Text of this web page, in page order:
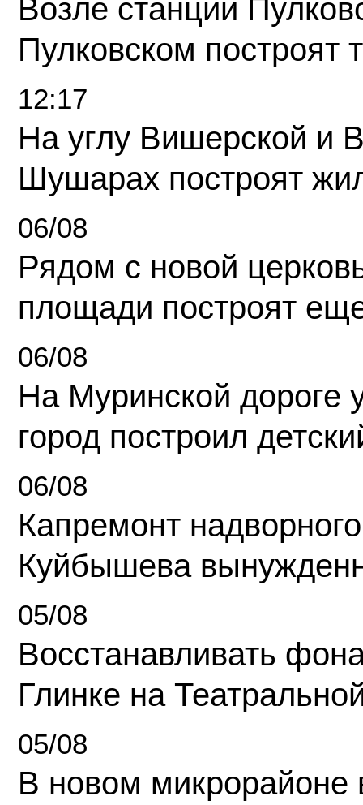
Возле станции
Пулковском построят
12:17
На углу Вишерской и
Шушарах построят
06/08
Рядом с новой
площади построят
06/08
На Муринской дороге
город построил
06/08
Капремонт
Куйбышева
05/08
Восстанавливать
Глинке на
05/08
В новом микрорайоне